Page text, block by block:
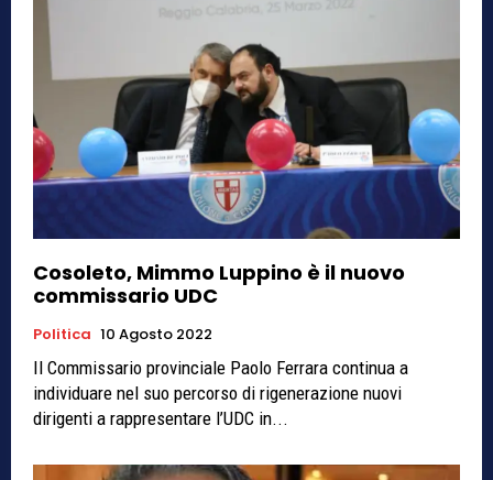
Cosoleto, Mimmo Luppino è il nuovo
commissario UDC
Politica 10 Agosto 2022
Il Commissario provinciale Paolo Ferrara continua a
individuare nel suo percorso di rigenerazione nuovi
dirigenti a rappresentare l’UDC in...